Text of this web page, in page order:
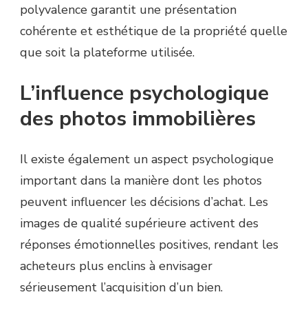
polyvalence garantit une présentation
cohérente et esthétique de la propriété quelle
que soit la plateforme utilisée.
L’influence psychologique
des photos immobilières
Il existe également un aspect psychologique
important dans la manière dont les photos
peuvent influencer les décisions d’achat. Les
images de qualité supérieure activent des
réponses émotionnelles positives, rendant les
acheteurs plus enclins à envisager
sérieusement l’acquisition d’un bien.